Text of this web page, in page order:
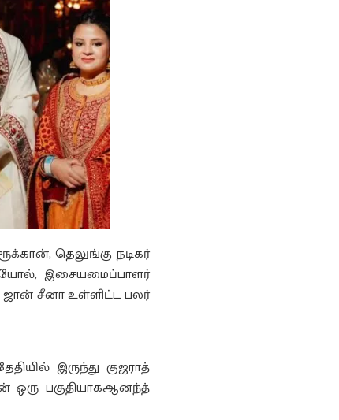
தெலுங்கு நடிகர்
இசையமைப்பாளர்
ஜான் சீனா உள்ளிட்ட பலர்
இருந்து குஜராத்
ஒரு பகுதியாகஆனந்த்